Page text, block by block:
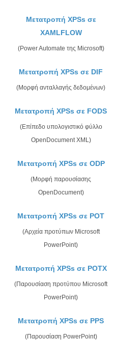
Μετατροπή XPSs σε
XAMLFLOW
(Power Automate της Microsoft)
Μετατροπή XPSs σε DIF
(Μορφή ανταλλαγής δεδομένων)
Μετατροπή XPSs σε FODS
(Επίπεδο υπολογιστικό φύλλο
OpenDocument XML)
Μετατροπή XPSs σε ODP
(Μορφή παρουσίασης
OpenDocument)
Μετατροπή XPSs σε POT
(Αρχεία προτύπων Microsoft
PowerPoint)
Μετατροπή XPSs σε POTX
(Παρουσίαση προτύπου Microsoft
PowerPoint)
Μετατροπή XPSs σε PPS
(Παρουσίαση PowerPoint)